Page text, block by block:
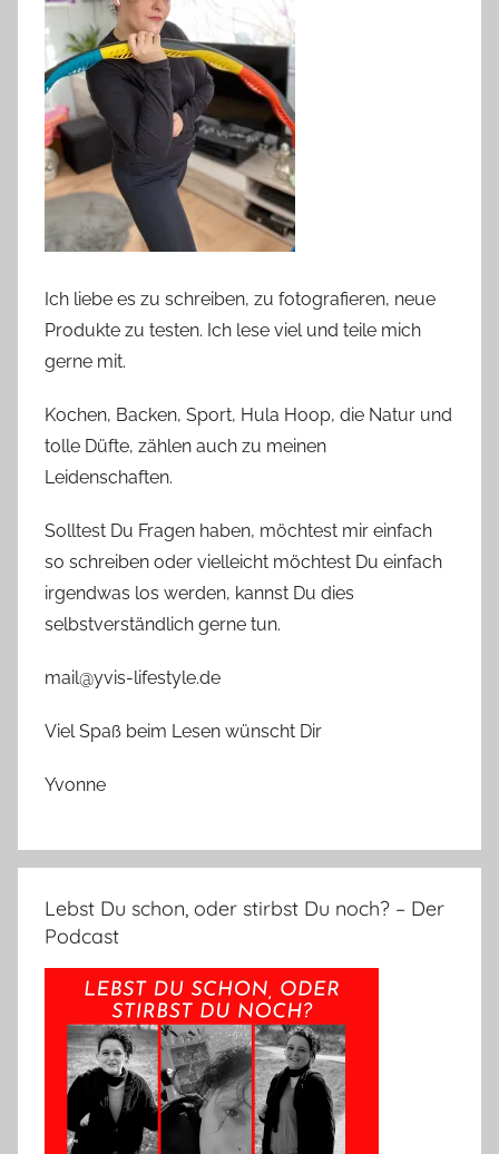
Ich liebe es zu schreiben, zu fotografieren, neue
Produkte zu testen. Ich lese viel und teile mich
gerne mit.
Kochen, Backen, Sport, Hula Hoop, die Natur und
tolle Düfte, zählen auch zu meinen
Leidenschaften.
Solltest Du Fragen haben, möchtest mir einfach
so schreiben oder vielleicht möchtest Du einfach
irgendwas los werden, kannst Du dies
selbstverständlich gerne tun.
mail@yvis-lifestyle.de
Viel Spaß beim Lesen wünscht Dir
Yvonne
Lebst Du schon, oder stirbst Du noch? – Der
Podcast